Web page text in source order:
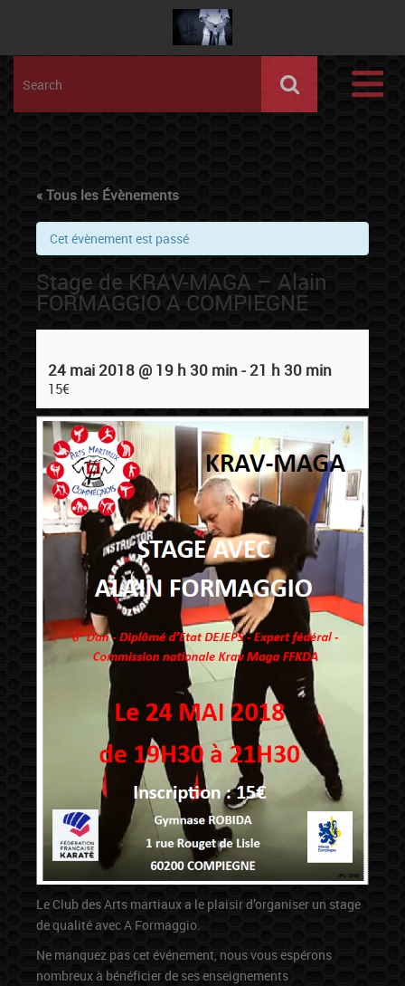
« Tous les Évènements
Cet évènement est passé
Stage de KRAV-MAGA – Alain
FORMAGGIO A COMPIEGNE
24 mai 2018 @ 19 h 30 min- 21 h 30 min
15€
Le Club des Arts martiaux a le plaisir d’organiser un stage
de qualité avec A Formaggio.
Ne manquez pas cet événement, nous vous espérons
nombreux à bénéficier de ses enseignements